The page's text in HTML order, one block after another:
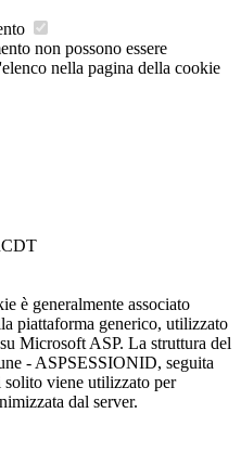
non possono essere
nella pagina della cookie
è generalmente associato
piattaforma generico, utilizzato
Microsoft ASP. La struttura del
- ASPSESSIONID, seguita
viene utilizzato per
dal server.